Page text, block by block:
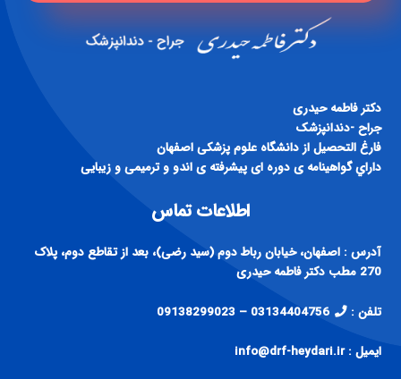
دكتر فاطمه حيدری
جراح -دندانپزشک
فارغ التحصيل از دانشگاه علوم پزشكی اصفهان
داراي گواهينامه ی دوره ای پيشرفته ی اندو و ترميمی و زيبايی
اطلاعات تماس
آدرس : اصفهان، خیابان رباط دوم (سید رضی)، بعد از تقاطع دوم، پلاک
270 مطب دکتر فاطمه حیدری
تلفن : 03134404756 – 09138299023
ایمیل : info@drf-heydari.ir